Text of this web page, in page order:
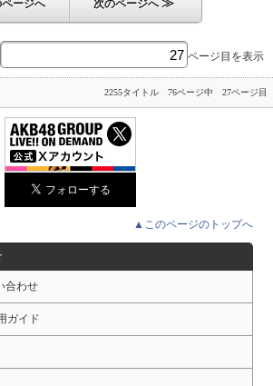
ージへ 次のページへ≫
ページ目を表示
2255タイトル 76ページ中 27ページ目
▲このページのトップへ
合わせ
ガイド